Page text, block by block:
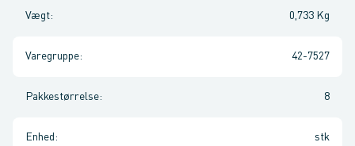
Vægt: 0,733 Kg
Varegruppe: 42-7527
Pakkestørrelse: 8
Enhed : stk